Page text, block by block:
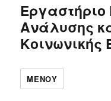
Εργαστήριο
Ανάλυσης
Κοινωνικής
ΜΕΝΟΎ